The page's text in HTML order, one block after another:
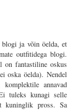
blogi ja võin öelda, et
outfitidega blogi.
on fantastiline oskus
oska öelda). Nendel
annavad
tuleks kunagi selle
kuninglik pross. Sa